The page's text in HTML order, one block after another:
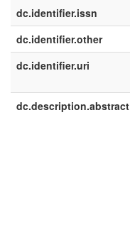
dc.identifier.issn
dc.identifier.other
dc.identifier.uri
dc.description.abstract